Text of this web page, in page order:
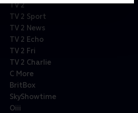
TV 2
TV 2 Sport
TV 2 News
TV 2 Echo
TV 2 Fri
TV 2 Charlie
C More
BritBox
SkyShowtime
Oiii